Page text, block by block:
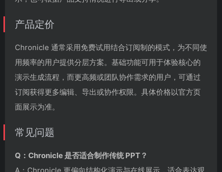
产品定价
Chronicle 通常采用免费试用结合订阅制的模式，为不同使
用频率的用户提供分层方案。基础功能可用于体验核心的
演示生成流程，而更高频或团队协作需求的用户，可通过
订阅获得更多编辑、导出或协作权限。具体价格以官方页
面展示为准。
常见问题
Q：Chronicle 是否适合制作传统 PPT？